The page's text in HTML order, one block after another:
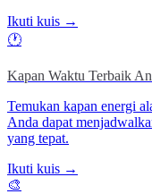
Ikuti kuis →
🕐
Kapan Waktu Terbaik
Temukan kapan energi
Anda dapat
yang tepat.
Ikuti kuis →
🎨